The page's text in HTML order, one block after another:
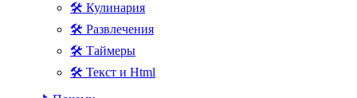
🛠 Кулинария
🛠 Развлечения
🛠 Таймеры
🛠 Текст и Html